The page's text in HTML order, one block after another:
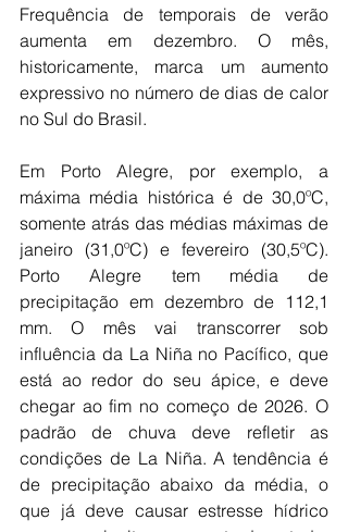
Frequência de temporais de verão
aumenta em dezembro. O mês,
historicamente, marca um aumento
expressivo no número de dias de calor
no Sul do Brasil.
Em Porto Alegre, por exemplo, a
máxima média histórica é de 30,0ºC,
somente atrás das médias máximas de
janeiro (31,0ºC) e fevereiro (30,5ºC).
Porto Alegre tem média de
precipitação em dezembro de 112,1
mm. O mês vai transcorrer sob
influência da La Niña no Pacífico, que
está ao redor do seu ápice, e deve
chegar ao fim no começo de 2026. O
padrão de chuva deve refletir as
condições de La Niña. A tendência é
de precipitação abaixo da média, o
que já deve causar estresse hídrico